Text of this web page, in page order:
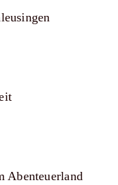
Abenteuerland